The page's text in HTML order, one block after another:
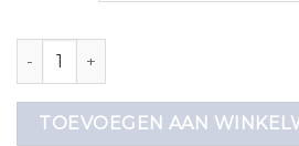
arte shirt sale aantal
TOEVOEGEN AAN